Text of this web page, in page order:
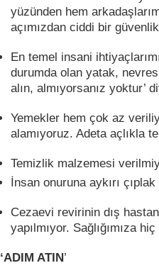
yüzünden hem
açımızdan ciddi bir
En temel insani
durumda olan yatak,
alın, almıyorsanız yoktur’
Yemekler hem çok az
alamıyoruz. Adeta açlıkla
Temizlik malzemesi
İnsan onuruna aykırı
Cezaevi revirinin dış
yapılmıyor. Sağlığımıza
‘ADIM ATIN’